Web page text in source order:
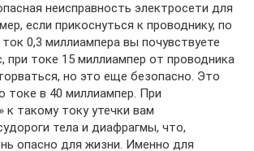
неисправность электросети для
если прикоснуться к проводнику, по
0,3 миллиампера вы почувствуете
при токе 15 миллиампер от проводника
но это еще безопасно. Это
токе в 40 миллиампер. При
к такому току утечки вам
тела и диафрагмы, что,
опасно для жизни. Именно для